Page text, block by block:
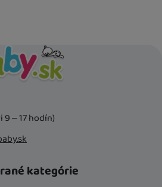
9 – 17 hodín)
kategórie